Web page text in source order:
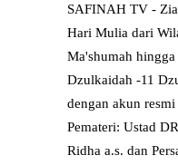
SAFINAH TV -
Hari Mulia dari
Ma'shumah
Dzulkaidah -11
dengan akun
Pemateri: Ustad
Ridha a.s. dan